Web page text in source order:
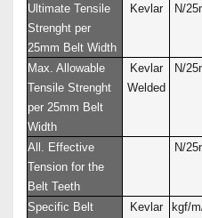
Ultimate Tensile
Strenght per
25mm Belt Width
Kevlar N/
Max. Allowable
Tensile Strenght
per 25mm Belt
Width
Kevlar
Welded
N/
All. Effective
Tension for the
Belt Teeth
N/
Specific Belt
Kevlar kgf/